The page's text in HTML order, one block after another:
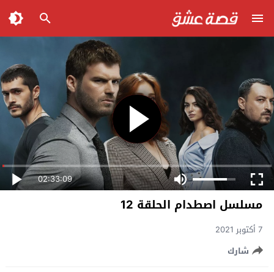
02:33:09
مسلسل اصطدام الحلقة 12
7 أكتوبر 2021
شارك